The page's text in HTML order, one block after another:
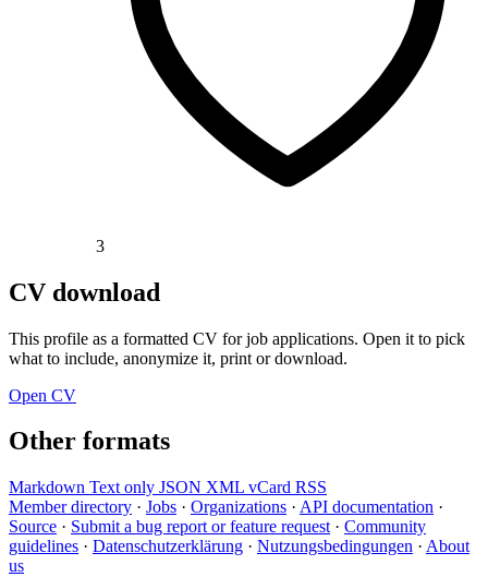
3
CV download
This profile as a formatted CV for job applications. Open it to pick
what to include, anonymize it, print or download.
Open CV
Other formats
Markdown Text only JSON XML vCard RSS
Member directory · Jobs · Organizations · API documentation ·
Source · Submit a bug report or feature request · Community
guidelines · Datenschutzerklärung · Nutzungsbedingungen · About
us